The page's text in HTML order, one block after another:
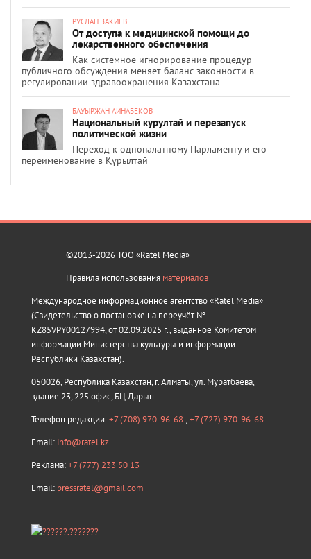
РУСЛАН ЗАКИЕВ
От доступа к медицинской помощи до
лекарственного обеспечения
Как системное игнорирование процедур
публичного обсуждения меняет баланс законности в
регулировании здравоохранения Казахстана
БАУЫРЖАН АЙНАБЕКОВ
Национальный курултай и перезапуск
политической жизни
Переход к однопалатному Парламенту и его
переименование в Құрылтай
©2013-2026 ТОО «Ratel Media»
Правила использования материалов
Международное информационное агентство «Ratel Media»
(Свидетельство о постановке на переучёт №
KZ85VPY00127994, от 02.09.2025 г., выданное Комитетом
информации Министерства культуры и информации
Республики Казахстан).
050026, Республика Казахстан, г. Алматы, ул. Муратбаева,
здание 23, 225 офис, БЦ Дарын
Телефон редакции:+7 (708) 970-96-68 ;+7 (727) 970-96-68
Email: info@ratel.kz
Реклама:+7 (777) 233 50 13
Email: pressratel@gmail.com